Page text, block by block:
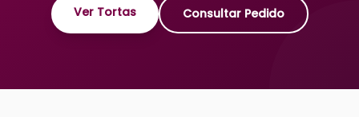
Ver Tortas Consultar Pedido